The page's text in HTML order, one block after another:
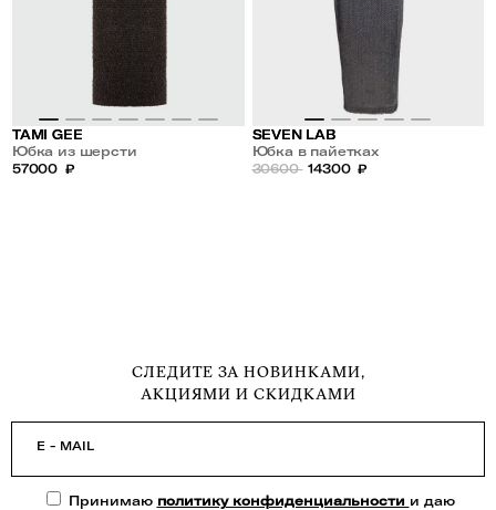
TAMI GEE
Юбка из шерсти
57000 ₽
SEVEN LAB
Юбка в пайетках
30600 14300 ₽
СЛЕДИТЕ ЗА НОВИНКАМИ,
АКЦИЯМИ И СКИДКАМИ
E - MAIL
Принимаю политику конфиденциальности и даю